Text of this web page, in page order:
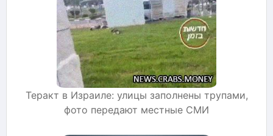
Теракт в Израиле: улицы заполнены трупами,
фото передают местные СМИ